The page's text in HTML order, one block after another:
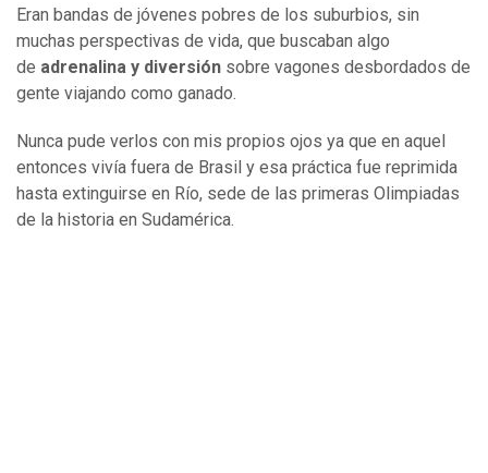
Eran bandas de jóvenes pobres de los suburbios, sin
muchas perspectivas de vida, que buscaban algo
de adrenalina y diversión sobre vagones desbordados de
gente viajando como ganado.
Nunca pude verlos con mis propios ojos ya que en aquel
entonces vivía fuera de Brasil y esa práctica fue reprimida
hasta extinguirse en Río, sede de las primeras Olimpiadas
de la historia en Sudamérica.